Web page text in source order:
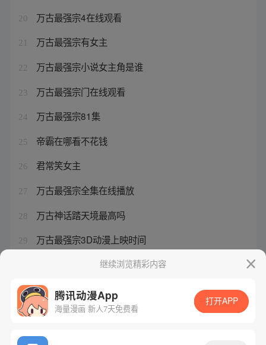
20 万古最强宗4在线观看
21 万古最强宗有女主
22 万古最强宗小说女主角是谁
23 万古最强宗门在线观看
24 万古最强宗81集
25 帝霸在哪看不花钱
26 君常笑女主
27 万古最强宗全集在线播放
28 万古神话踏天境最高吗
29 万古最强宗3D动漫上映时间
万古最强宗免费播放第一季
继续浏览精彩内容
腾讯动漫App
海量漫画 新人7天免费看
打开APP